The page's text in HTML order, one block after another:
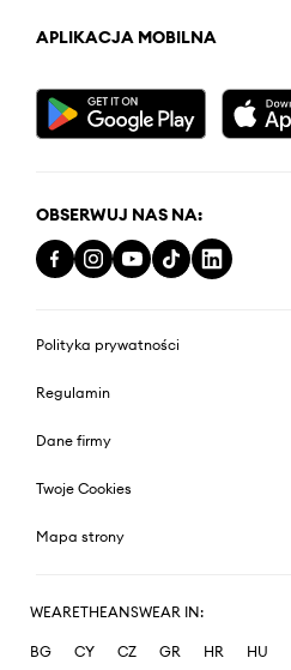
APLIKACJA MOBILNA
OBSERWUJ NAS NA:
Polityka prywatności
Regulamin
Dane firmy
Twoje Cookies
Mapa strony
WEARETHEANSWEAR IN:
BG CY CZ GR HR HU